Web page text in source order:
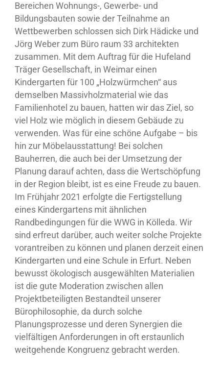
Bereichen Wohnungs-, Gewerbe- und
Bildungsbauten sowie der Teilnahme an
Wettbewerben schlossen sich Dirk Hädicke und
Jörg Weber zum Büro raum 33 architekten
zusammen. Mit dem Auftrag für die Hufeland
Träger Gesellschaft, in Weimar einen
Kindergarten für 100 „Holzwürmchen“ aus
demselben Massivholzmaterial wie das
Familienhotel zu bauen, hatten wir das Ziel, so
viel Holz wie möglich in diesem Gebäude zu
verwenden. Was für eine schöne Aufgabe – bis
hin zur Möbelausstattung! Bei solchen
Bauherren, die auch bei der Umsetzung der
Planung darauf achten, dass die Wertschöpfung
in der Region bleibt, ist es eine Freude zu bauen.
Im Frühjahr 2021 erfolgte die Fertigstellung
eines Kindergartens mit ähnlichen
Randbedingungen für die WWG in Kölleda. Wir
sind erfreut darüber, auch weiter solche Projekte
vorantreiben zu können und planen derzeit einen
Kindergarten und eine Schule in Erfurt. Neben
bewusst ökologisch ausgewählten Materialien
ist die gute Moderation zwischen allen
Projektbeteiligten Bestandteil unserer
Bürophilosophie, da durch solche
Planungsprozesse und deren Synergien die
vielfältigen Anforderungen in oft erstaunlich
weitgehende Kongruenz gebracht werden.